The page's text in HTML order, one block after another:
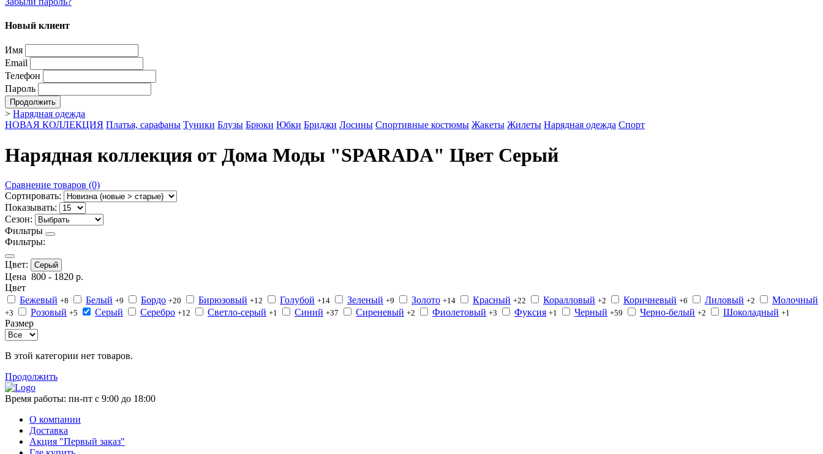
Новый клиент
Имя
Email
Телефон
Пароль
Продолжить
> Нарядная одежда
НОВАЯ КОЛЛЕКЦИЯ Платья, сарафаны Туники Блузы Брюки Юбки Бриджи Лосины Спортивные костюмы Жакеты Жилеты Нарядная одежда Спорт
Нарядная коллекция от Дома Моды "SPARADA" Цвет Серый
Сравнение товаров (0)
Сортировать:
Показывать:
Сезон:
Фильтры
Фильтры:
Цвет: Серый
Цена 800 - 1820 р.
Цвет
Бежевый +8 Белый +9 Бордо +20 Бирюзовый +12 Голубой +14 Зеленый +9 Золото +14 Красный +22 Коралловый +2 Коричневый +6 Лиловый +2 Молочный
+3 Розовый +5 Серый Серебро +12 Светло-серый +1 Синий +37 Сиреневый +2 Фиолетовый +3 Фуксия +1 Черный +59 Черно-белый +2 Шоколадный +1
Размер
В этой категории нет товаров.
Продолжить
Время работы: пн-пт с 9:00 до 18:00
О компании
Доставка
Акция "Первый заказ"